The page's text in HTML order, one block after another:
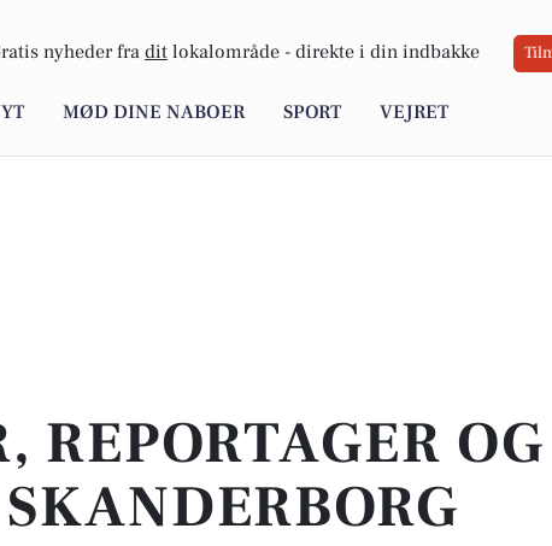
nyheder fra dit lokalområde - direkte i din indbakke
MØD DINE NABOER SPORT VEJRET
REPORTAGER OG